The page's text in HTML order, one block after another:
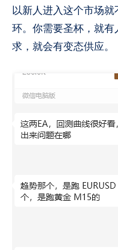
以新人进入这个市场
环。你需要圣杯，就有
求，就会有变态供应。